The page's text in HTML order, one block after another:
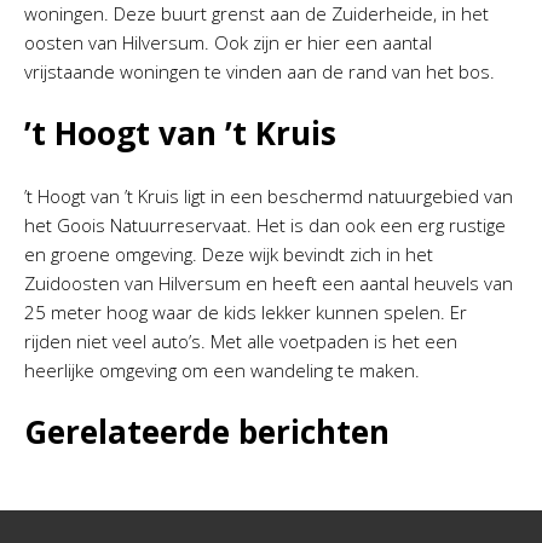
woningen. Deze buurt grenst aan de Zuiderheide, in het
oosten van Hilversum. Ook zijn er hier een aantal
vrijstaande woningen te vinden aan de rand van het bos.
’t Hoogt van ’t Kruis
’t Hoogt van ’t Kruis ligt in een beschermd natuurgebied van
het Goois Natuurreservaat. Het is dan ook een erg rustige
en groene omgeving. Deze wijk bevindt zich in het
Zuidoosten van Hilversum en heeft een aantal heuvels van
25 meter hoog waar de kids lekker kunnen spelen. Er
rijden niet veel auto’s. Met alle voetpaden is het een
heerlijke omgeving om een wandeling te maken.
Gerelateerde berichten